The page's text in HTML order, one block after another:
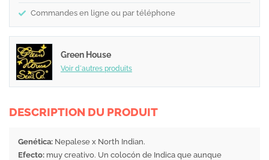
Commandes en ligne ou par téléphone
Green House
Voir d´autres produits
DESCRIPTION DU PRODUIT
Genética: Nepalese x North Indian.
Efecto: muy creativo. Un colocón de Indica que aunque